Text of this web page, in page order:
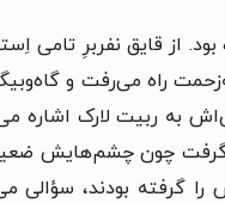
از قایق نفربرِ تامی
راه می‌رفت و
به ربیت لارک اشاره
گرفت چون چشم‌هایش
بودند، سؤالی